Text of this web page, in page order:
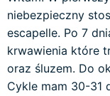
niebezpieczny
escapelle. Po 7
krwawienia które
oraz śluzem. Do
Cykle mam 30-31